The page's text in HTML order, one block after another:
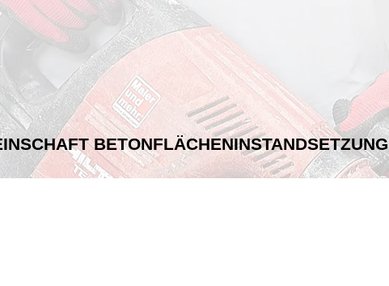
BETONFLÄCHENINSTANDSETZUNG